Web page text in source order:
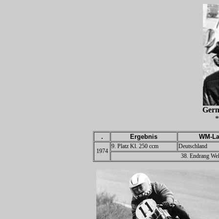
. Ergebnis WM-
1974
9. Platz Kl. 250 ccm
Deutschland
38. Endrang